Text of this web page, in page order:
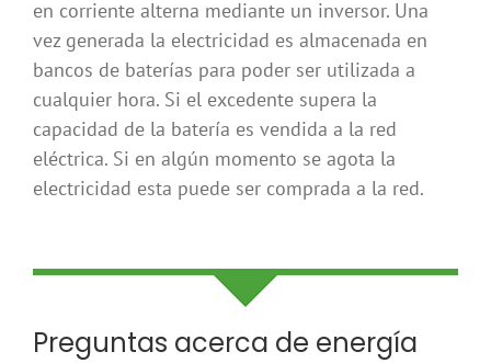
en corriente alterna mediante un inversor. Una
vez generada la electricidad es almacenada en
bancos de baterías para poder ser utilizada a
cualquier hora. Si el excedente supera la
capacidad de la batería es vendida a la red
eléctrica. Si en algún momento se agota la
electricidad esta puede ser comprada a la red.
Preguntas acerca de energía